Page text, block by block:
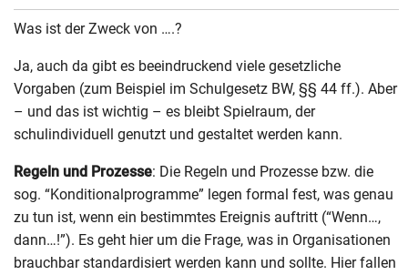
Was ist der Zweck von ….?
Ja, auch da gibt es beeindruckend viele gesetzliche
Vorgaben (zum Beispiel im Schulgesetz BW, §§ 44 ff.). Aber
– und das ist wichtig – es bleibt Spielraum, der
schulindividuell genutzt und gestaltet werden kann.
Regeln und Prozesse: Die Regeln und Prozesse bzw. die
sog. “Konditionalprogramme” legen formal fest, was genau
zu tun ist, wenn ein bestimmtes Ereignis auftritt (“Wenn…,
dann…!”). Es geht hier um die Frage, was in Organisationen
brauchbar standardisiert werden kann und sollte. Hier fallen